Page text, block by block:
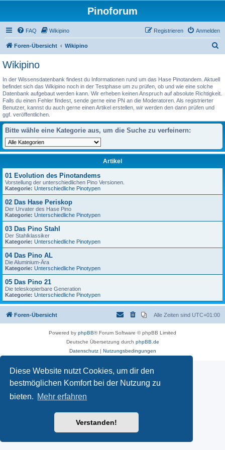
Diese Website nutzt Cookies, um dir den
bestmöglichen Komfort bei der Nutzung zu
bieten. Mehr erfahren
Verstanden!
Pinoforum
FAQ Wikipino Anmelden
Registrieren
Foren-Übersicht Wikipino
h
e
Wikipino
In der Wissensdatenbank findest du Informationen rund um das Hase Pinotandem. Aktuell
befindet sich das Wikipino noch in der Testphase um zu prüfen, ob und wie eine solche
Datenbank aufgebaut werden kann. Wir erheben keinen Anspruch auf absolute Richtigkeit.
Falls du einen Fehler findest, sende gerne eine PN an die Moderatoren. Als registrierter
Benutzer, kannst du auch gerne einen Artikel erstellen, wir werden den dann prüfen und
ggf. veröffentlichen.
Bitte wähle eine Kategorie aus, um die Suche zu verfeinern:
Artikel
01 Evolution des Pinotandems
Vorstellung der unterschiedlichen Pino Versionen.
Kategorie: Unterschiedliche Pinotypen
02 Das Hase Periskop
Der Urvater des Hase Pino
Kategorie: Unterschiedliche Pinotypen
03 Das Pino Stahl
Der Stahlklassiker
Kategorie: Unterschiedliche Pinotypen
04 Das Pino AL
Die Aluminium-Ära
Kategorie: Unterschiedliche Pinotypen
05 Das Pino 21
Die teleskopierbare Generation
Kategorie: Unterschiedliche Pinotypen
Foren-Übersicht Alle Zeiten sind UTC+01:00
Powered by phpBB® Forum Software © phpBB Limited
Deutsche Übersetzung durch phpBB.de
Datenschutz| Nutzungsbedingungen